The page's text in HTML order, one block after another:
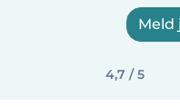
Meld
4,7 / 5